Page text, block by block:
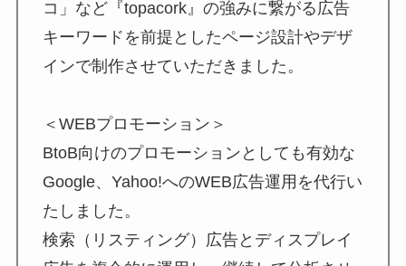
コ」など『topacork』の強みに繋がる広告
キーワードを前提としたページ設計やデザ
インで制作させていただきました。
＜WEBプロモーション＞
BtoB向けのプロモーションとしても有効な
Google、Yahoo!へのWEB広告運用を代行い
たしました。
検索（リスティング）広告とディスプレイ